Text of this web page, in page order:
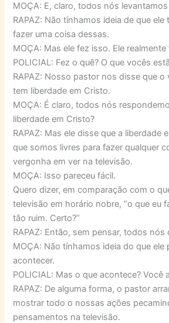
MOÇA: E, claro, todos nós
RAPAZ: Não tínhamos ideia de que
fazer uma coisa dessas.
MOÇA: Mas ele fez isso. Ele
POLICIAL: Fez o quê? O que vocês
RAPAZ: Nosso pastor nos disse que o
tem liberdade em Cristo.
MOÇA: É claro, todos nós
liberdade em Cristo?
RAPAZ: Mas ele disse que a liberdade
que somos livres para fazer qualquer
vergonha em ver na televisão.
MOÇA: Isso pareceu fácil.
Quero dizer, em comparação com o
televisão em horário nobre, “o que eu
tão ruim. Certo?”
RAPAZ: Então, sem pensar, todos
MOÇA: Não tínhamos ideia do que ele
acontecer.
POLICIAL: Mas o que acontece? Você
RAPAZ: De alguma forma, o pastor
mostrar todo o nossas ações
pensamentos na televisão.